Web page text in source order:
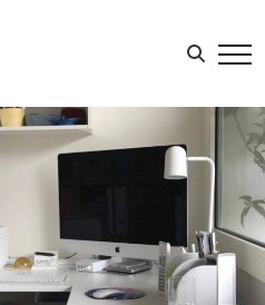
Sök efter: